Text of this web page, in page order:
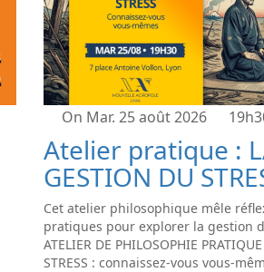
On Mar. 25 août 2026
Atelier pratique :
GESTION DU
Cet atelier philosophique mêle
pratiques pour explorer la gestion
ATELIER DE PHILOSOPHIE
STRESS : connaissez-vous vous-